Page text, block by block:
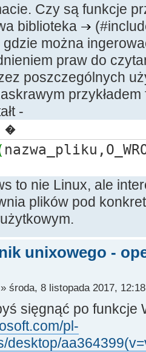
Czy są funkcje
biblioteka
można
praw do
poszczególnych
-
�
to nie Linux, ale
plików pod
unixowego -
» środa, 8 listopada 2017, 12:18
sięgnąć po funkcje
pl-
desktop/